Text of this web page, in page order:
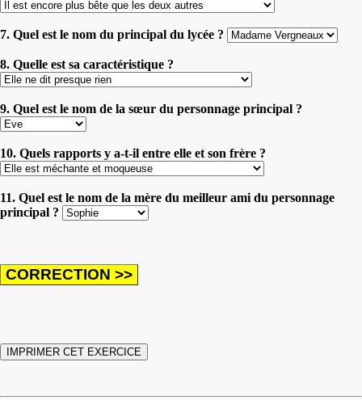
7. Quel est le nom du principal du lycée ?
8. Quelle est sa caractéristique ?
9. Quel est le nom de la sœur du personnage principal ?
10. Quels rapports y a-t-il entre elle et son frère ?
11. Quel est le nom de la mère du meilleur ami du personnage
principal ?